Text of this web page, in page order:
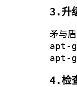
3.升
矛与
apt-
apt-
4.检